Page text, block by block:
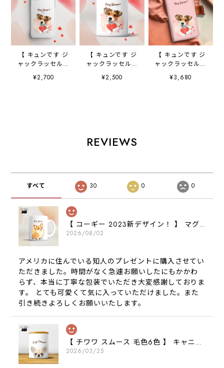
【 キュンです ジ
ャックラッセルテ
リア 】 スマホケ
ース クリアソフ
¥2,700
【 キュンです ジ
ャックラッセルテ
リア 】 キャニス
ター 保存容器
¥2,500
【 キュンです ジ
ャックラッセルテ
リア 】 手帳 スマ
ホケース 犬 う
¥3,680
REVIEWS
すべて 30 0 0
【 コーギー 2023新デザイン！ 】 マグカップ お家用 プレゼント 犬 うちの子 犬グッズ ギフト
2026/08/02
アメリカに住んでいる知人のプレゼントに購入させてい
ただきました。時間がなく急遽お願いしたにもかかわ
らず、本当に丁寧な包装でいただき大変感謝しておりま
す。 とても可愛くて気に入っていただけました。また
引き続きよろしくお願いいたします。
【 チワワ スムース 毛色6色 】 キャニスター 保存容器 お家用 プレゼント 犬 ペット うちの子 犬グッズ
2026/03/25